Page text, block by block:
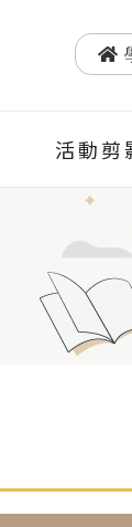
活動剪